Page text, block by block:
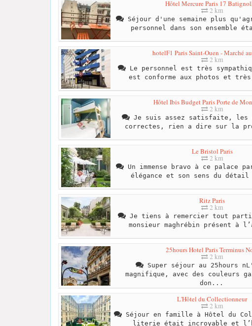
Hôtel Mercure Paris 17
2 km
Séjour d'une semaine plus
personnel dans son ensemble
hotelF1 Paris Saint-Ouen - Marché
2 km
Le personnel est très
est conforme aux photos et
Hôtel Ibis Budget Paris Porte de
2 km
Je suis assez satisfaite, les
correctes, rien a dire sur la
Le Bristol Paris
2 km
Un immense bravo à ce palace
élégance et son sens du
Ritz Paris
2 km
Je tiens à remercier tout
monsieur maghrébin présent à
25hours Hotel Paris Terminus
2 km
Super séjour au 25hours
magnifique, avec des couleurs
don...
L'Hôtel du Collectionneur
2 km
Séjour en famille à Hôtel du
literie était incroyable et